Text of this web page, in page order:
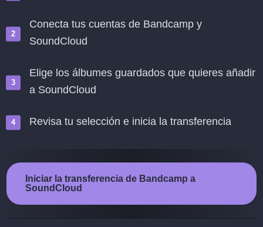
Conecta tus cuentas de Bandcamp y
SoundCloud
Elige los álbumes guardados que quieres añadir
a SoundCloud
Revisa tu selección e inicia la transferencia
Iniciar la transferencia de Bandcamp a
SoundCloud